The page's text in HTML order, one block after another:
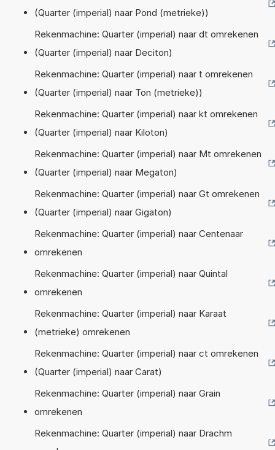
(Quarter (imperial) naar Pond (metrieke))
Rekenmachine: Quarter (imperial) naar dt omrekenen
(Quarter (imperial) naar Deciton)
Rekenmachine: Quarter (imperial) naar t omrekenen
(Quarter (imperial) naar Ton (metrieke))
Rekenmachine: Quarter (imperial) naar kt omrekenen
(Quarter (imperial) naar Kiloton)
Rekenmachine: Quarter (imperial) naar Mt omrekenen
(Quarter (imperial) naar Megaton)
Rekenmachine: Quarter (imperial) naar Gt omrekenen
(Quarter (imperial) naar Gigaton)
Rekenmachine: Quarter (imperial) naar Centenaar
omrekenen
Rekenmachine: Quarter (imperial) naar Quintal
omrekenen
Rekenmachine: Quarter (imperial) naar Karaat
(metrieke) omrekenen
Rekenmachine: Quarter (imperial) naar ct omrekenen
(Quarter (imperial) naar Carat)
Rekenmachine: Quarter (imperial) naar Grain
omrekenen
Rekenmachine: Quarter (imperial) naar Drachm